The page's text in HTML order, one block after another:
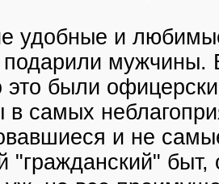
удобные и
мужчины.
это были
в самых
и не
"гражданский" быт,